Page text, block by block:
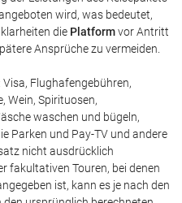
wird, was bedeutet,
die Platformvor Antritt
Ansprüche zu vermeiden.
Visa, Flughafengebühren,
Wein, Spirituosen,
waschen und bügeln,
Parken und Pay-TV und andere
nicht ausdrücklich
fakultativen Touren, bei denen
ist, kann es je nach den